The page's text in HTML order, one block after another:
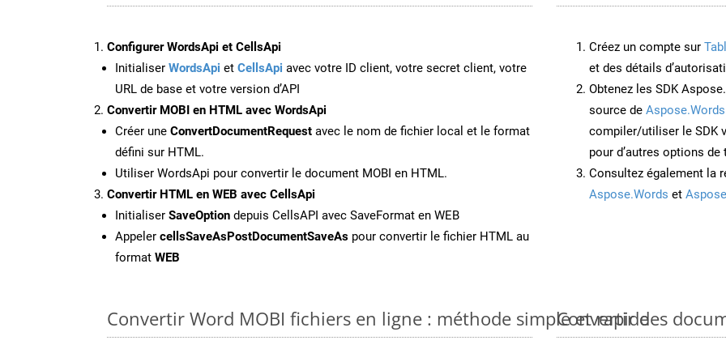
Configurer WordsApi et CellsApi
Initialiser WordsApi et CellsApi avec votre ID client, votre secret client, votre
URL de base et votre version d’API
Convertir MOBI en HTML avec WordsApi
Créer une ConvertDocumentRequest avec le nom de fichier local et le format
défini sur HTML.
Utiliser WordsApi pour convertir le document MOBI en HTML.
Convertir HTML en WEB avec CellsApi
Initialiser SaveOption depuis CellsAPI avec SaveFormat en WEB
Appeler cellsSaveAsPostDocumentSaveAs pour convertir le fichier HTML au
format WEB
Créez un compte sur
et des détails
Obtenez les SDK
source de
compiler/utiliser le SDK
pour d’autres options
Consultez également la
Aspose.Words et
Convertir Word MOBI fichiers en ligne : méthode simple et rapide
Convertir des